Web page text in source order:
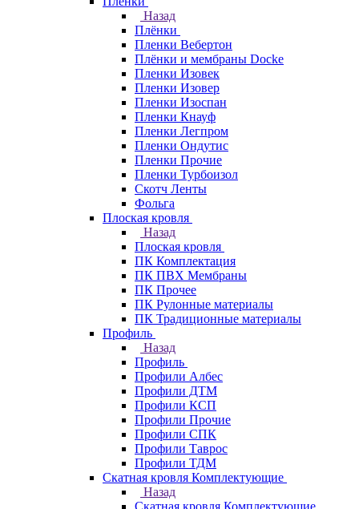
Назад
Плёнки
Пленки Вебертон
Плёнки и мембраны Docke
Пленки Изовек
Пленки Изовер
Пленки Изоспан
Пленки Кнауф
Пленки Легпром
Пленки Ондутис
Пленки Прочие
Пленки Турбоизол
Скотч Ленты
Фольга
Плоская кровля
Назад
Плоская кровля
ПК Комплектация
ПК ПВХ Мембраны
ПК Прочее
ПК Рулонные материалы
ПК Традиционные материалы
Профиль
Назад
Профиль
Профили Албес
Профили ДТМ
Профили КСП
Профили Прочие
Профили СПК
Профили Таврос
Профили ТДМ
Скатная кровля Комплектующие
Назад
Скатная кровля Комплектующие